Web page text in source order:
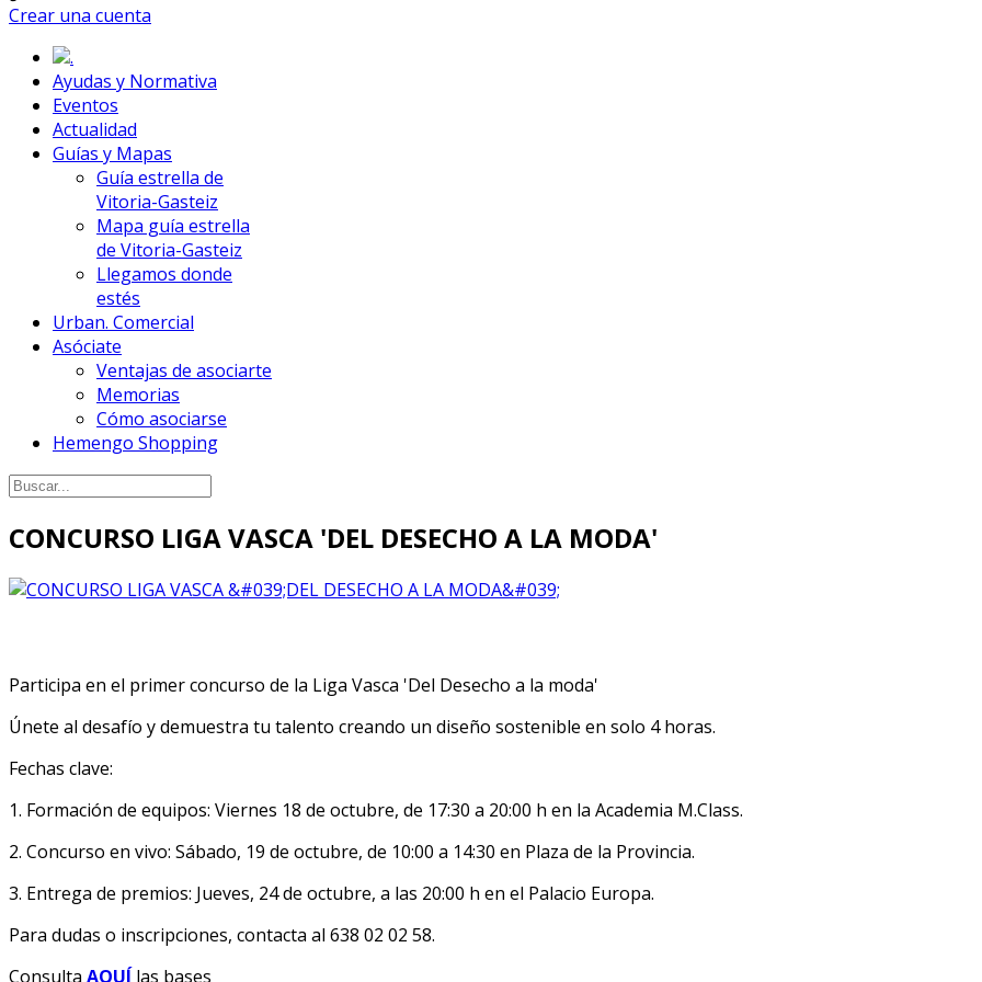
Crear una cuenta
.
Ayudas y Normativa
Eventos
Actualidad
Guías y Mapas
Guía estrella de
Vitoria-Gasteiz
Mapa guía estrella
de Vitoria-Gasteiz
Llegamos donde
estés
Urban. Comercial
Asóciate
Ventajas de asociarte
Memorias
Cómo asociarse
Hemengo Shopping
CONCURSO LIGA VASCA 'DEL DESECHO A LA MODA'
Participa en el primer concurso de la Liga Vasca 'Del Desecho a la moda'
Únete al desafío y demuestra tu talento creando un diseño sostenible en solo 4 horas.
Fechas clave:
1. Formación de equipos: Viernes 18 de octubre, de 17:30 a 20:00 h en la Academia M.Class.
2. Concurso en vivo: Sábado, 19 de octubre, de 10:00 a 14:30 en Plaza de la Provincia.
3. Entrega de premios: Jueves, 24 de octubre, a las 20:00 h en el Palacio Europa.
Para dudas o inscripciones, contacta al 638 02 02 58.
Consulta AQUÍ las bases